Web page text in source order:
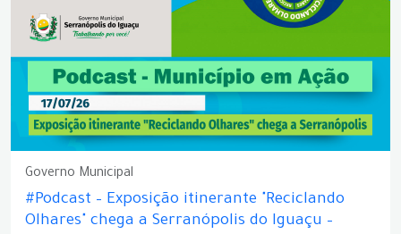
Governo Municipal
#Podcast – Exposição itinerante "Reciclando
Olhares" chega a Serranópolis do Iguaçu –